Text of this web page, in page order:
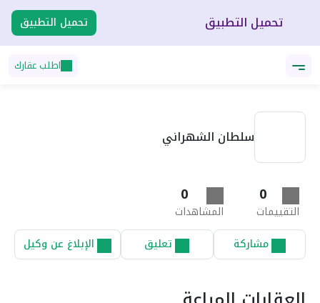
تحميل التطبيق تحميل التطبيق
اطلب عقارك
سلطان الشهراني
0
التقييمات
0
المشاهدات
مشاركة
تعليق الإبلاغ عن وكيل